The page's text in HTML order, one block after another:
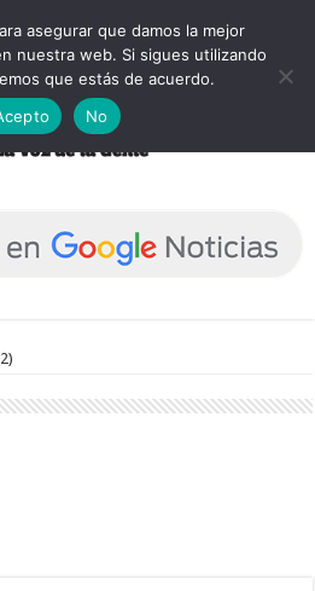
asegurar que damos la mejor
nuestra web. Si sigues utilizando
que estás de acuerdo.
No